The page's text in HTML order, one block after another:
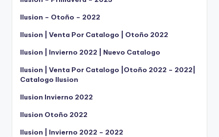
Ilusion – Otoño – 2022
Ilusion | Venta Por Catalogo | Otoño 2022
Ilusion | Invierno 2022 | Nuevo Catalogo
Ilusion | Venta Por Catalogo |Otoño 2022 – 2022|
Catalogo Ilusion
Ilusion Invierno 2022
Ilusion Otoño 2022
Ilusion | Invierno 2022 – 2022